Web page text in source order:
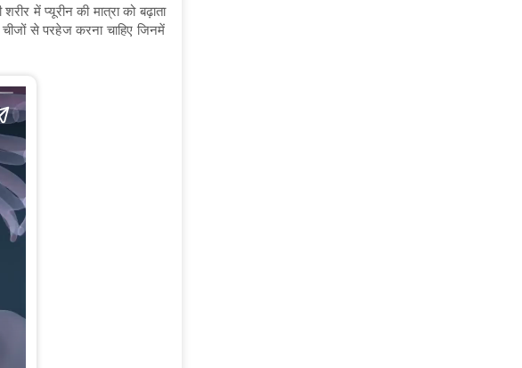
में प्यूरीन की मात्रा को बढ़ाता
से परहेज करना चाहिए जिनमें